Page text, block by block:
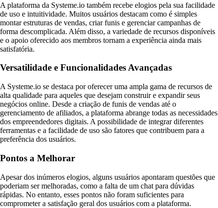
A plataforma da Systeme.io também recebe elogios pela sua facilidade
de uso e intuitividade. Muitos usuários destacam como é simples
montar estruturas de vendas, criar funis e gerenciar campanhas de
forma descomplicada. Além disso, a variedade de recursos disponíveis
e o apoio oferecido aos membros tornam a experiência ainda mais
satisfatória.
Versatilidade e Funcionalidades Avançadas
A Systeme.io se destaca por oferecer uma ampla gama de recursos de
alta qualidade para aqueles que desejam construir e expandir seus
negócios online. Desde a criação de funis de vendas até o
gerenciamento de afiliados, a plataforma abrange todas as necessidades
dos empreendedores digitais. A possibilidade de integrar diferentes
ferramentas e a facilidade de uso são fatores que contribuem para a
preferência dos usuários.
Pontos a Melhorar
Apesar dos inúmeros elogios, alguns usuários apontaram questões que
poderiam ser melhoradas, como a falta de um chat para dúvidas
rápidas. No entanto, esses pontos não foram suficientes para
comprometer a satisfação geral dos usuários com a plataforma.